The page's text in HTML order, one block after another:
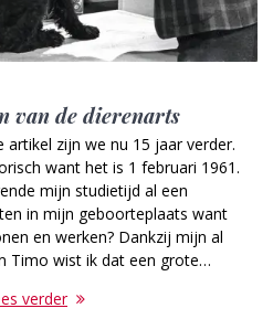
van de dierenarts
artikel zijn we nu 15 jaar verder.
want het is 1 februari 1961.
mijn studietijd al een
in mijn geboorteplaats want
en werken? Dankzij mijn al
Timo wist ik dat een grote…
verder